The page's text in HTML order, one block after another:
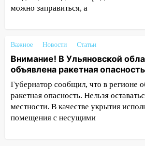
алопецией»: врач
быть вызвано облысение и
03:30
Гороскоп на 7 августа:
принесет прилив творческой
отличные шансы исправить
ошибки
06.08.2026
23:20 Прогноз погоды на 7
Ульяновской области
Ульяновцев
можно заправиться, а
Важное Новости Статьи
Внимание! В Ульяновской
объявлена ракетная опасность
Губернатор сообщил, что в регионе
ракетная опасность. Нельзя
местности. В качестве укрытия
помещения с несущими